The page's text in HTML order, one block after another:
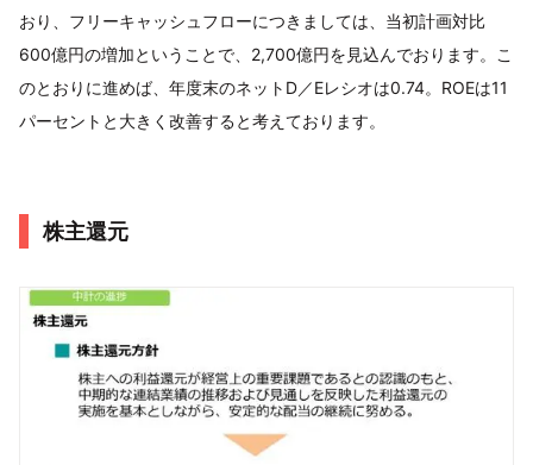
おり、フリーキャッシュフローにつきましては、当初計画対比
600億円の増加ということで、2,700億円を見込んでおります。こ
のとおりに進めば、年度末のネットD／Eレシオは0.74。ROEは11
パーセントと大きく改善すると考えております。
株主還元